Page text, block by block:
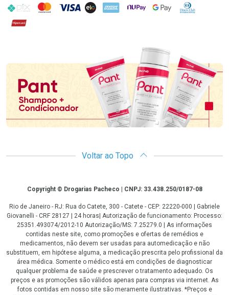
PIX MasterCard
VISA ELO AMEX NuPay Google PayDiners Club
Hipercard
Promoção em Destaque
Voltar ao Topo
CopyrightCopyright © Drogarias Pacheco | CNPJ: 33.438.250/0187-08
Rio de Janeiro - RJ: Rua do Catete, 300 - Catete - CEP: 22220-000 | Gabriele
Giovanelli - CRF 28127 | 24 horas| Autorização de funcionamento: Processo:
25351.493074/2012-10 Autorização/MS: 7.25279.0 | As informações
contidas neste site, como promoções e ofertas de remédios e
medicamentos, não devem ser usadas para automedicação e não
substituem, em hipótese alguma, a medicação prescrita pelo profissional da
área médica. Somente o médico está em condições de diagnosticar
qualquer problema de saúde e prescrever o tratamento adequado. Os
preços e as promoções são válidos apenas para compras via internet. As
fotos contidas em nosso site são meramente ilustrativas. *Preços e